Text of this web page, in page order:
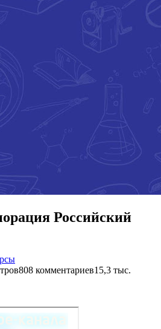
Российский
808 комментариев15,3 тыс.